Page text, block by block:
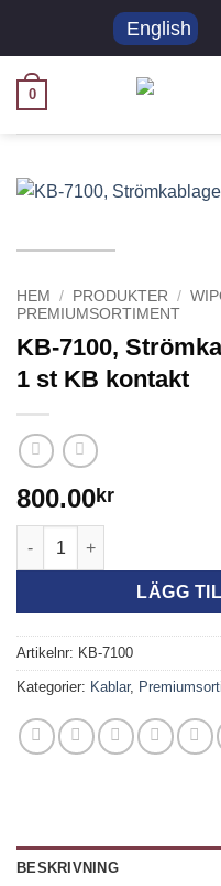
English
0
HEM / PRODUKTER /
PREMIUMSORTIMENT
KB-7100,
1 st KB kontakt
800.00kr
KB-7100, Strömkablage
LÄGG
Artikelnr: KB-7100
Kategorier: Kablar,
BESKRIVNING